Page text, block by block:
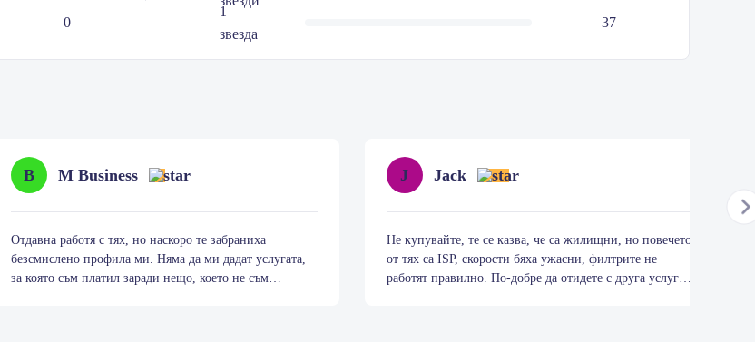
0
1
звезда
37
B M Business
Отдавна работя с тях, но наскоро те забраниха
безсмислено профила ми. Няма да ми дадат услугата,
за която съм платил заради нещо, което не съм
J Jack
Не купувайте, те се казва, че са жилищни, но повечето
от тях са ISP, скорости бяха ужасни, филтрите не
работят правилно. По-добре да отидете с друга услуга,